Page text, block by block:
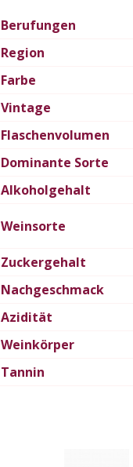
Berufungen
Region
Farbe
Vintage
Flaschenvolumen
Dominante Sorte
Alkoholgehalt
Weinsorte
Zuckergehalt
Nachgeschmack
Azidität
Weinkörper
Tannin